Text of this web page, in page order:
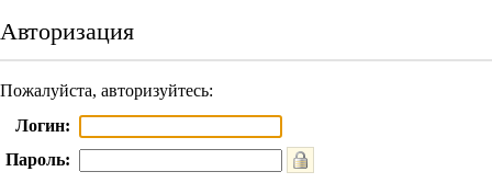
Авторизация
Пожалуйста, авторизуйтесь:
Логин:
Пароль: